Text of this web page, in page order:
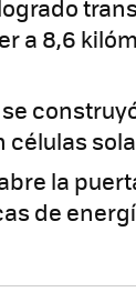
logrado
a 8,6
células
la
de